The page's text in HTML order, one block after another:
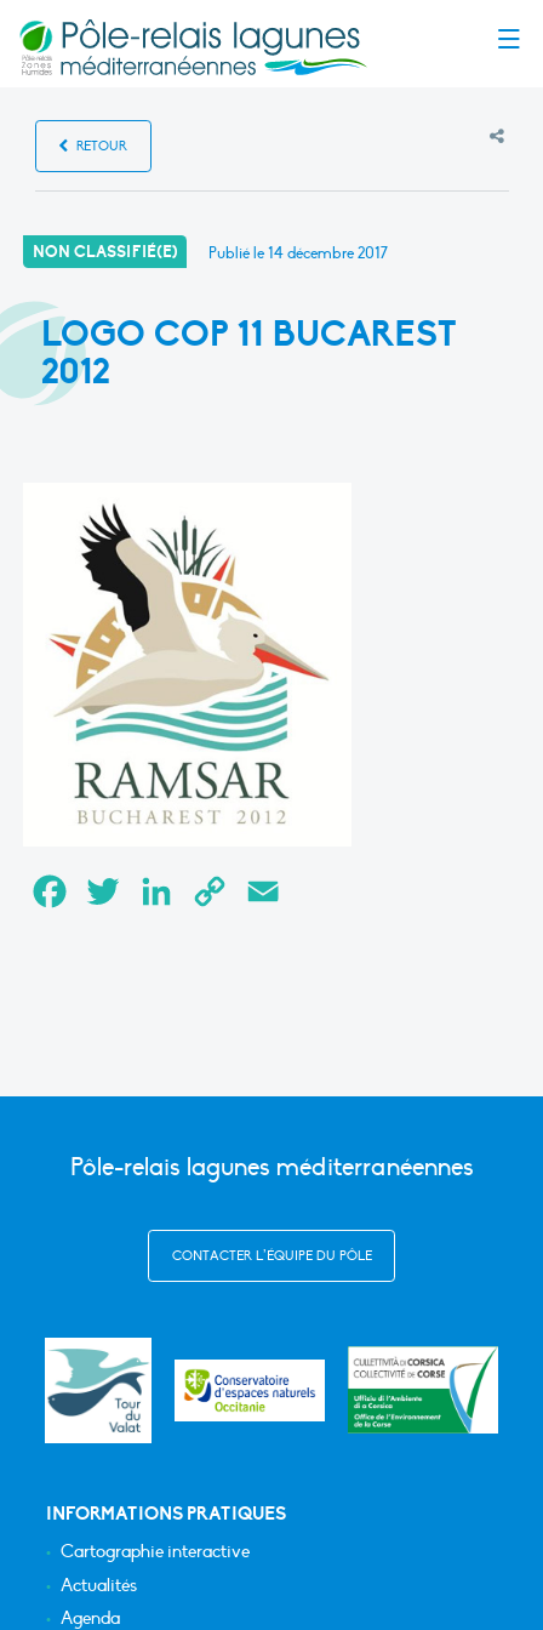
RETOUR
NON CLASSIFIÉ(E) Publié le14 décembre 2017
LOGO COP 11 BUCAREST
2012
FacebookTwitter LinkedInCopy
Pôle-relais lagunes méditerranéennes
CONTACTER L’ÉQUIPE DU PÔLE
INFORMATIONS PRATIQUES
Cartographie interactive
Actualités
Agenda